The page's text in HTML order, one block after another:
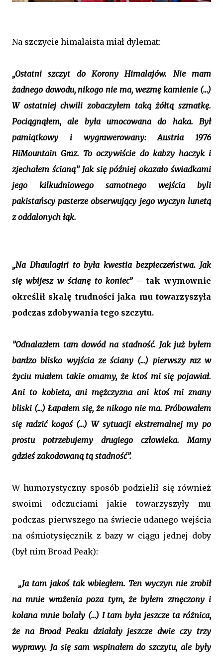
Na szczycie himalaista miał dylemat:
„Ostatni szczyt do Korony Himalajów. Nie mam
żadnego dowodu, nikogo nie ma, wezmę kamienie (…)
W ostatniej chwili zobaczyłem taką żółtą szmatkę.
Pociągnąłem, ale była umocowana do haka. Był
pamiątkowy i wygrawerowany: Austria 1976
HiMountain Graz. To oczywiście do kabzy haczyk i
zjechałem ścianą” Jak się później okazało świadkami
jego kilkudniowego samotnego wejścia byli
pakistańscy pasterze obserwujący jego wyczyn lunetą
z oddalonych łąk.
„Na Dhaulagiri to była kwestia bezpieczeństwa. Jak
się wbijesz w ścianę to koniec”– tak wymownie
określił skalę trudności jaka mu towarzyszyła
podczas zdobywania tego szczytu.
”Odnalazłem tam dowód na stadność. Jak już byłem
bardzo blisko wyjścia ze ściany (…) pierwszy raz w
życiu miałem takie omamy, że ktoś mi się pojawiał.
Ani to kobieta, ani mężczyzna ani ktoś mi znany
bliski (…) Łapałem się, że nikogo nie ma. Próbowałem
się radzić kogoś (…) W sytuacji ekstremalnej my po
prostu potrzebujemy drugiego człowieka. Mamy
gdzieś zakodowaną tą stadność”.
W humorystyczny sposób podzielił się również
swoimi odczuciami jakie towarzyszyły mu
podczas pierwszego na świecie udanego wejścia
na ośmiotysięcznik z bazy w ciągu jednej doby
(był nim Broad Peak):
„Ja tam jakoś tak wbiegłem. Ten wyczyn nie zrobił
na mnie wrażenia poza tym, że byłem zmęczony i
kolana mnie bolały (…) I tam była jeszcze ta różnica,
że na Broad Peaku działały jeszcze dwie czy trzy
wyprawy. Ja się sam wspinałem do szczytu, ale były